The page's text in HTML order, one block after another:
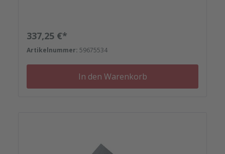
Nieten, Schrauben, Kunststoffeinsätzen bis zu
Reparaturplättchen. Diese Schalhaut besteht
aufgrund ihrer Größe aus einer zweigeteilten Platte
mit V-Nut.
Regulärer Preis:
337,25 €*
Artikelnummer: 59675534
In den Warenkorb